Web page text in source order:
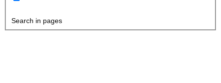
Search in pages